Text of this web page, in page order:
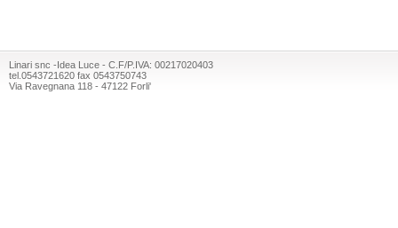
Linari snc -Idea Luce - C.F/P.IVA: 00217020403
tel.0543721620 fax 0543750743
Via Ravegnana 118 - 47122 Forli'